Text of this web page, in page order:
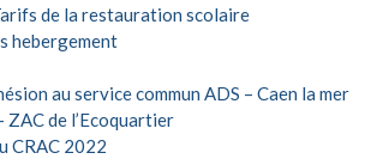
de la restauration scolaire
hebergement
au service commun ADS – Caen la mer
de l’Ecoquartier
CRAC 2022